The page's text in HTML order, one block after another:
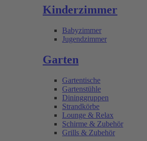
Kinderzimmer
Babyzimmer
Jugendzimmer
Garten
Gartentische
Gartenstühle
Dininggruppen
Strandkörbe
Lounge & Relax
Schirme & Zubehör
Grills & Zubehör